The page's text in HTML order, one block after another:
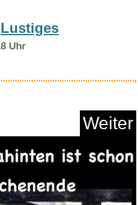
Lustiges
Uhr
Weiter